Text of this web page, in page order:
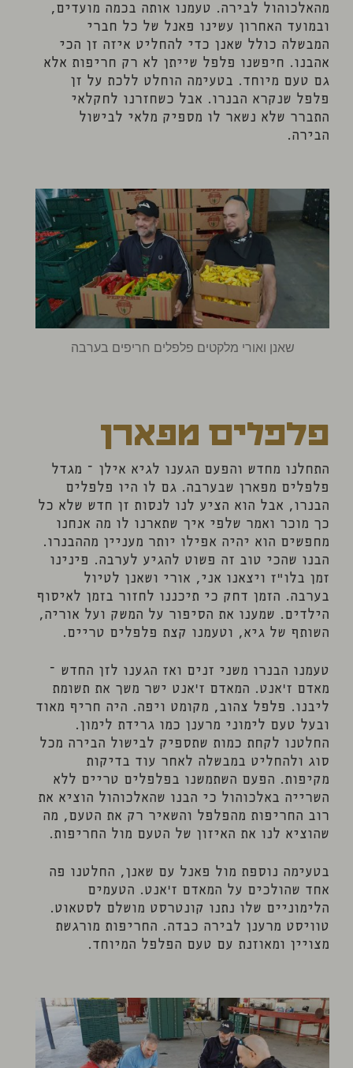
מהאלכוהול לבירה. טעמנו אותה בכמה מועדים,
ובמועד האחרון עשינו פאנל של כל חברי
המבשלה כולל שאנן כדי להחליט איזה זן הכי
אהבנו. חיפשנו פלפל שייתן לא רק חריפות אלא
גם טעם מיוחד. בטעימה הוחלט ללכת על זן
פלפל שנקרא הבנרו. אבל כשחזרנו לחקלאי
התברר שלא נשאר לו מספיק מלאי לבישול
הבירה.
שאנן ואורי מלקטים פלפלים חריפים בערבה
פלפלים מפארן
התחלנו מחדש והפעם הגענו לגיא אילן – מגדל
פלפלים מפארן שבערבה. גם לו היו פלפלים
הבנרו, אבל הוא הציע לנו לנסות זן חדש שלא כל
כך מוכר ואמר שלפי איך שתארנו לו מה אנחנו
מחפשים הוא יהיה אפילו יותר מעניין מההבנרו.
הבנו שהכי טוב זה פשוט להגיע לערבה. פינינו
זמן בלו"ז ויצאנו אני, אורי ושאנן לטיול
בערבה. הזמן דחק כי תיכננו לחזור בזמן לאיסוף
הילדים. שמענו את הסיפור על המשק ועל אוריה,
השותף של גיא, וטעמנו קצת פלפלים טריים.
טעמנו הבנרו משני זנים ואז הגענו לזן החדש –
מאדם ז'אנט. המאדם ז'אנט ישר משך את תשומת
ליבנו. פלפל צהוב, מקומט ויפה. היה חריף מאוד
ובעל טעם לימוני מרענן כמו גרידת לימון.
החלטנו לקחת כמות שתספיק לבישול הבירה מכל
סוג ולהחליט במבשלה לאחר עוד בדיקות
מקיפות. הפעם השתמשנו בפלפלים טריים ללא
השרייה באלכוהול כי הבנו שהאלכוהול הוציא את
רוב החריפות מהפלפל והשאיר רק את הטעם, מה
שהוציא לנו את האיזון של הטעם מול החריפות.
בטעימה נוספת מול פאנל עם שאנן, החלטנו פה
אחד שהולכים על המאדם ז'אנט. הטעמים
הלימוניים שלו נתנו קונטרסט מושלם לסטאוט.
טוויסט מרענן לבירה כבדה. החריפות מורגשת
מצויין ומאוזנת עם טעם הפלפל המיוחד.